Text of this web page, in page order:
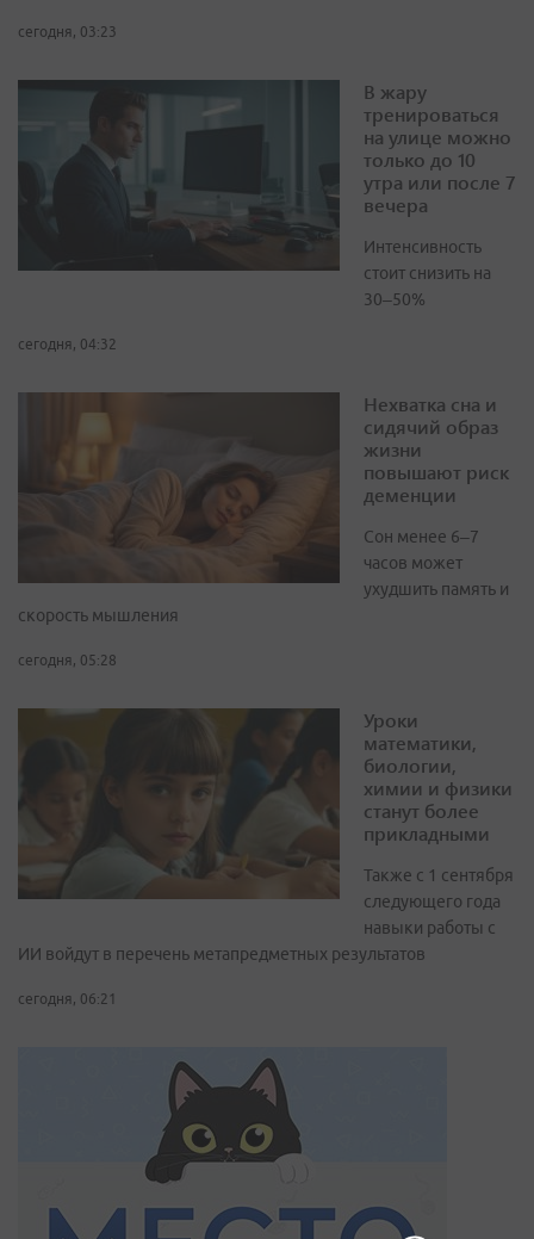
сегодня, 03:23
В жару
тренироваться
на улице можно
только до 10
утра или после 7
вечера
Интенсивность
стоит снизить на
30–50%
сегодня, 04:32
Нехватка сна и
сидячий образ
жизни
повышают риск
деменции
Сон менее 6–7
часов может
ухудшить память и
скорость мышления
сегодня, 05:28
Уроки
математики,
биологии,
химии и физики
станут более
прикладными
Также с 1 сентября
следующего года
навыки работы с
ИИ войдут в перечень метапредметных результатов
сегодня, 06:21